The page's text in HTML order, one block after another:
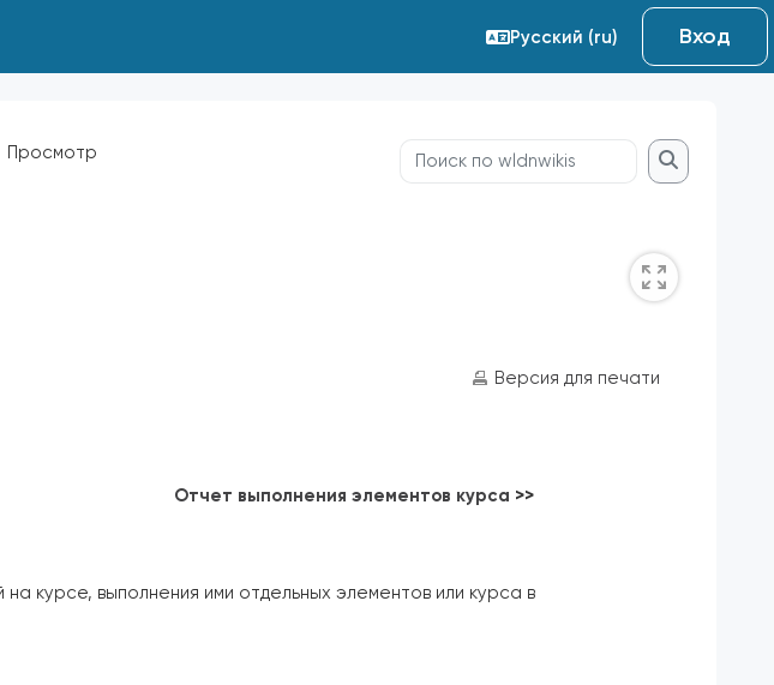
Русский ‎(ru)‎ Вход
Просмотр
Поиск по wldnwikis
Поиск по
Версия для печати
Отчет выполнения элементов курса >>
курсе, выполнения ими отдельных элементов или курса в